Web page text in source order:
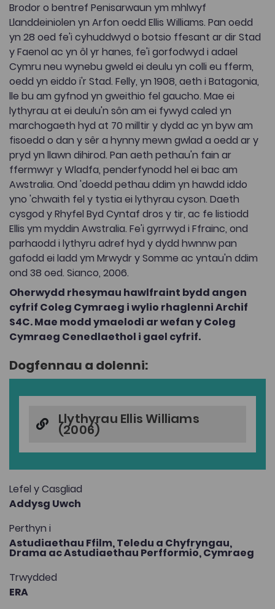
Brodor o bentref Penisarwaun ym mhlwyf
Llanddeiniolen yn Arfon oedd Ellis Williams. Pan oedd
yn 28 oed fe'i cyhuddwyd o botsio ffesant ar dir Stad
y Faenol ac yn ôl yr hanes, fe'i gorfodwyd i adael
Cymru neu wynebu gweld ei deulu yn colli eu fferm,
oedd yn eiddo i'r Stad. Felly, yn 1908, aeth i Batagonia,
lle bu am gyfnod yn gweithio fel gaucho. Mae ei
lythyrau at ei deulu'n sôn am ei fywyd caled yn
marchogaeth hyd at 70 milltir y dydd ac yn byw am
fisoedd o dan y sêr a hynny mewn gwlad a oedd ar y
pryd yn llawn dihirod. Pan aeth pethau'n fain ar
ffermwyr y Wladfa, penderfynodd hel ei bac am
Awstralia. Ond 'doedd pethau ddim yn hawdd iddo
yno 'chwaith fel y tystia ei lythyrau cyson. Daeth
cysgod y Rhyfel Byd Cyntaf dros y tir, ac fe listiodd
Ellis ym myddin Awstralia. Fe'i gyrrwyd i Ffrainc, ond
parhaodd i lythyru adref hyd y dydd hwnnw pan
gafodd ei ladd ym Mrwydr y Somme ac yntau'n ddim
ond 38 oed. Sianco, 2006.
Oherwydd rhesymau hawlfraint bydd angen
cyfrif Coleg Cymraeg i wylio rhaglenni Archif
S4C. Mae modd ymaelodi ar wefan y Coleg
Cymraeg Cenedlaethol i gael cyfrif.
Dogfennau a dolenni:
Llythyrau Ellis Williams
(2006)
Lefel y Casgliad
Addysg Uwch
Perthyn i
Astudiaethau Ffilm, Teledu a Chyfryngau,
Drama ac Astudiaethau Perfformio,Cymraeg
Trwydded
ERA